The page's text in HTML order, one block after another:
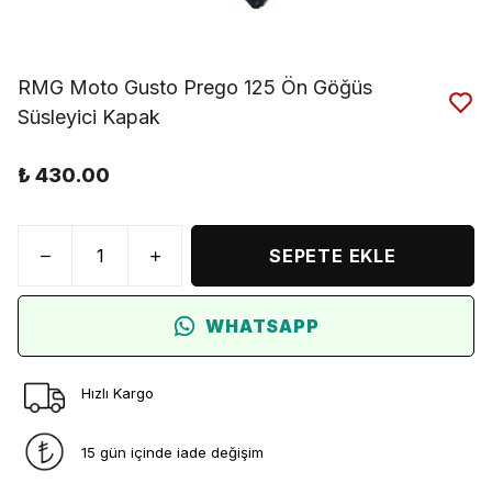
RMG Moto Gusto Prego 125 Ön Göğüs
Süsleyici Kapak
₺ 430.00
SEPETE EKLE
WHATSAPP
Hızlı Kargo
15 gün içinde iade değişim